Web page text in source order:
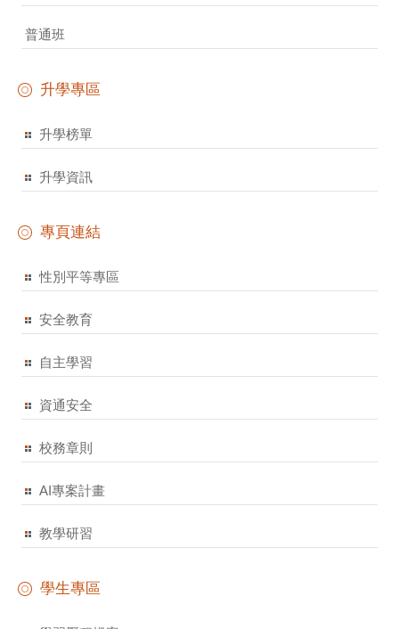
普通班
升學專區
升學榜單
升學資訊
專頁連結
性別平等專區
安全教育
自主學習
資通安全
校務章則
AI專案計畫
教學研習
學生專區